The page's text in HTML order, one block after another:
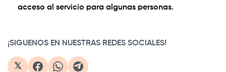
acceso al servicio para algunas personas.
0:00 / 0:59 1×
¡SIGUENOS EN NUESTRAS REDES SOCIALES!
𝕏